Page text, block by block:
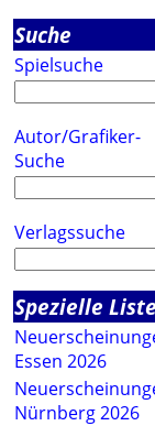
Suche
Spielsuche
Autor/Grafiker-
Suche
Verlagssuche
Spezielle
Essen 2026
Nürnberg 2026